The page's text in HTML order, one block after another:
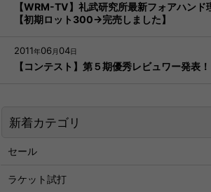
【WRM-TV】礼武研究所最新フォアハンド
【初期ロット300→完売しました】
2011年06 月 04日
【コンテスト】第５期優秀レビュワー発表！
新着カテゴリ
セール
ラケット試打